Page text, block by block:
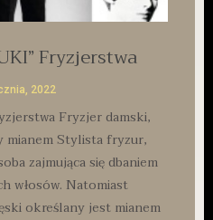
Fryzjerstwa
2022
Fryzjer damski,
mianem Stylista fryzur,
zajmująca się dbaniem
włosów. Natomiast
określany jest mianem